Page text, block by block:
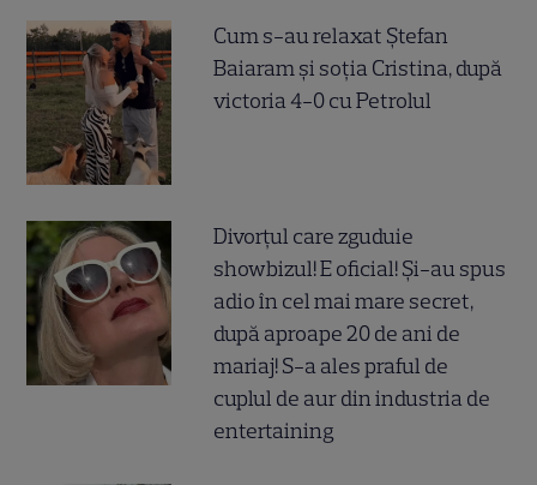
Cum s-au relaxat Ștefan
Baiaram și soția Cristina, după
victoria 4-0 cu Petrolul
Divorțul care zguduie
showbizul! E oficial! Și-au spus
adio în cel mai mare secret,
după aproape 20 de ani de
mariaj! S-a ales praful de
cuplul de aur din industria de
entertaining